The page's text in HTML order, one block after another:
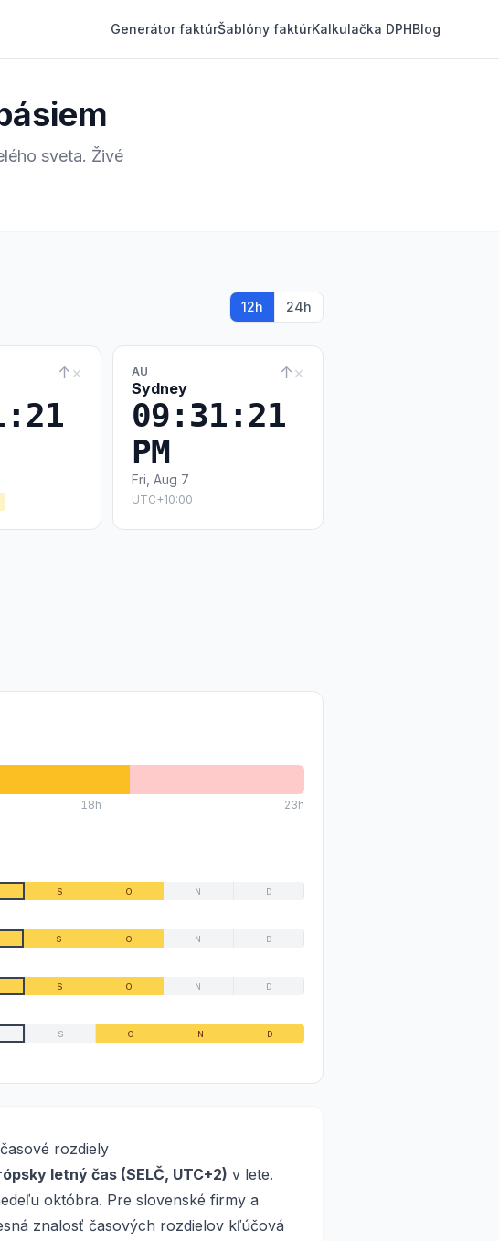
Generátor faktúrŠablóny faktúrKalkulačka DPHBlog
sveta. Živé
12h 24h
↑× AU
Sydney
↑×
09:31:21
PM
Fri, Aug 7
UTC+10:00
18h 23h
S O N D
S O N D
S O N D
S O N D
rozdiely
letný čas (SELČ, UTC+2) v lete.
októbra. Pre slovenské firmy a
znalosť časových rozdielov kľúčová